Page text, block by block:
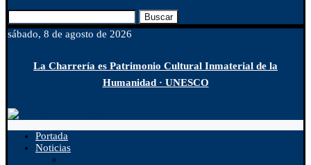
Buscar
sábado, 8 de agosto de 2026
La Charrería es Patrimonio Cultural Inmaterial de la
Humanidad · UNESCO
Portada
Noticias